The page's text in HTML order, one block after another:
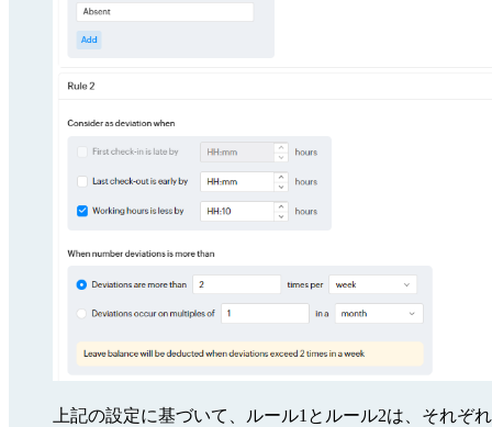
上記の設定に基づいて、ルール1とルール2は、それぞ